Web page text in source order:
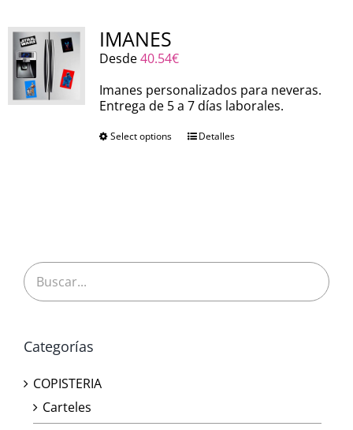
IMANES
Desde40.54€
Imanes personalizados para neveras.
Entrega de 5 a 7 días laborales.
Select options Detalles
Categorías
COPISTERIA
Carteles